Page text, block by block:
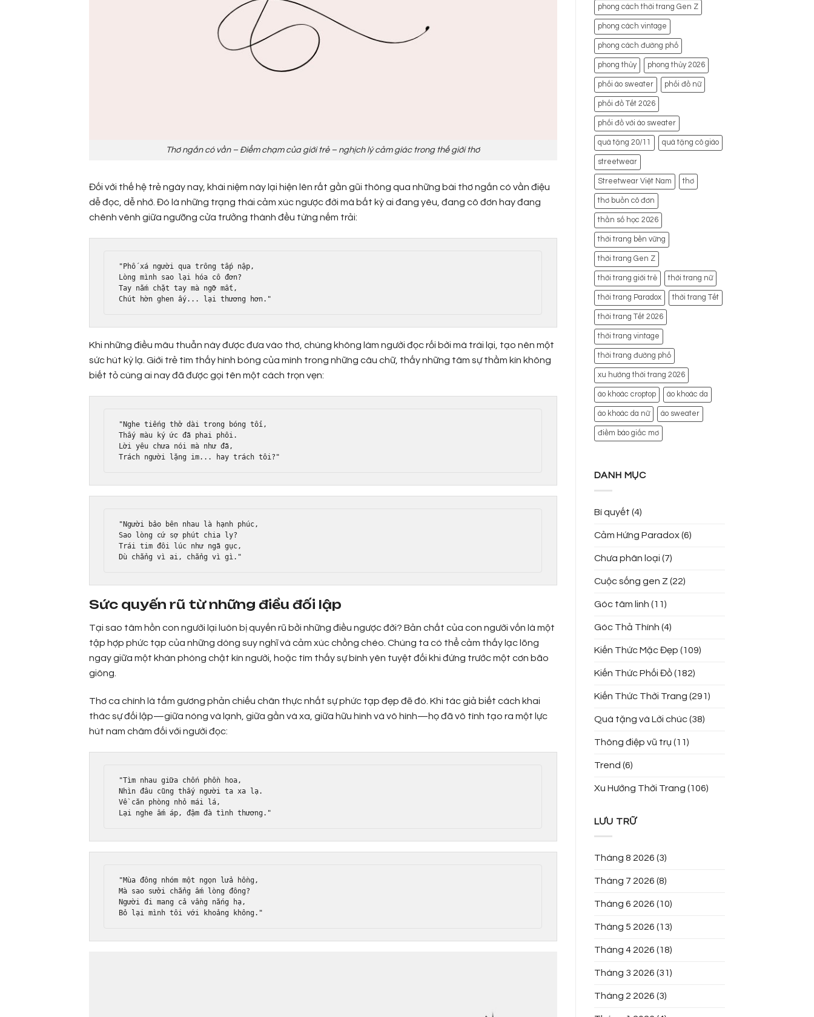
Thơ ngắn có vần – Điểm chạm của giới trẻ – nghịch lý cảm giác trong thế giới thơ
Đối với thế hệ trẻ ngày nay, khái niệm này lại hiện lên rất gần gũi thông qua những bài thơ ngắn có vần điệu
dễ đọc, dễ nhớ. Đó là những trạng thái cảm xúc ngược đời mà bất kỳ ai đang yêu, đang cô đơn hay đang
chênh vênh giữa ngưỡng cửa trưởng thành đều từng nếm trải:
"Phố xá người qua trông tấp nập,
Lòng mình sao lại hóa cô đơn?
Tay nắm chặt tay mà ngỡ mất,
Khi những điều mâu thuẫn này được đưa vào thơ, chúng không làm người đọc rối bời mà trái lại, tạo nên một
sức hút kỳ lạ. Giới trẻ tìm thấy hình bóng của mình trong những câu chữ, thấy những tâm sự thầm kín không
biết tỏ cùng ai nay đã được gọi tên một cách trọn vẹn:
"Nghe tiếng thở dài trong bóng tối,
Thấy màu ký ức đã phai phôi.
Lời yêu chưa nói mà như đã,
"Người bảo bên nhau là hạnh phúc,
Sao lòng cứ sợ phút chia ly?
Trái tim đôi lúc như ngã gục,
Sức quyến rũ từ những điều đối lập
Tại sao tâm hồn con người lại luôn bị quyến rũ bởi những điều ngược đời? Bản chất của con người vốn là một
tập hợp phức tạp của những dòng suy nghĩ và cảm xúc chồng chéo. Chúng ta có thể cảm thấy lạc lõng
ngay giữa một khán phòng chật kín người, hoặc tìm thấy sự bình yên tuyệt đối khi đứng trước một cơn bão
giông.
Thơ ca chính là tấm gương phản chiếu chân thực nhất sự phức tạp đẹp đẽ đó. Khi tác giả biết cách khai
thác sự đối lập—giữa nóng và lạnh, giữa gần và xa, giữa hữu hình và vô hình—họ đã vô tình tạo ra một lực
hút nam châm đối với người đọc:
"Tìm nhau giữa chốn phồn hoa,
Nhìn đâu cũng thấy người ta xa lạ.
Về căn phòng nhỏ mái lá,
"Mùa đông nhóm một ngọn lửa hồng,
Mà sao sưởi chẳng ấm lòng đông?
Người đi mang cả vầng nắng hạ,
phong cách thời trang Gen Z
phong cách vintage
phong cách đường phố
phong thủy phong thủy 2026
phối áo sweater phối đồ nữ
phối đồ Tết 2026
phối đồ với áo sweater
quà tặng 20/11 quà tặng cô giáo
streetwear
Streetwear Việt Nam thơ
thơ buồn cô đơn
thần số học 2026
thời trang bền vững
thời trang Gen Z
thời trang giới trẻ thời trang nữ
thời trang Paradox thời trang Tết
thời trang Tết 2026
thời trang vintage
thời trang đường phố
xu hướng thời trang 2026
áo khoác croptop áo khoác da
áo khoác da nữ áo sweater
điềm báo giấc mơ
DANH MỤC
Bí quyết (4)
Cảm Hứng Paradox(6)
Chưa phân loại (7)
Cuộc sống gen Z (22)
Góc tâm linh (11)
Góc Thả Thính (4)
Kiến Thức Mặc Đẹp (109)
Kiến Thức Phối Đồ(182)
Kiến Thức Thời Trang (291)
Quà tặng và Lời chúc(38)
Thông điệp vũ trụ (11)
Trend (6)
Xu Hướng Thời Trang (106)
LƯU TRỮ
Tháng 8 2026 (3)
Tháng 7 2026 (8)
Tháng 6 2026 (10)
Tháng 5 2026 (13)
Tháng 4 2026 (18)
Tháng 3 2026 (31)
Tháng 2 2026 (3)